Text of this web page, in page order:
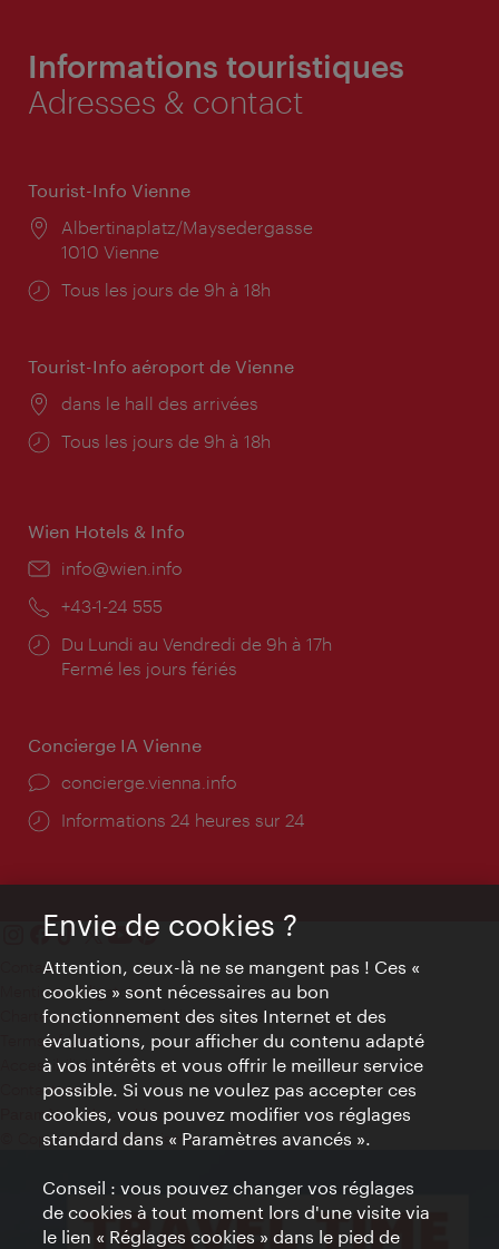
Informations touristiques
Adresses & contact
Tourist-Info Vienne
Lieu:
Albertinaplatz/Maysedergasse
1010 Vienne
Horaires
Tous les jours de 9h à 18h
Tourist-Info aéroport de Vienne
Lieu:
dans le hall des arrivées
Horaires
Tous les jours de 9h à 18h
Wien Hotels & Info
E-
info@wien.info
Téléphone:
+43-1-24 555
Horaires
d'ouverture:
Du Lundi au Vendredi de 9h à 17h
Fermé les jours fériés
Concierge IA Vienne
Ort:
concierge.vienna.info
Öffnungszeiten:
Informations 24 heures sur 24
Contact
Mentions obligatoires
Charte sur le respect de la vie privée
Terms of Use
Accessibilité
Contact presse
Paramètres de cookies
© Copyright WienTourismus
Envie de cookies ?
Attention, ceux-là ne se mangent pas ! Ces «
cookies » sont nécessaires au bon
fonctionnement des sites Internet et des
évaluations, pour afficher du contenu adapté
à vos intérêts et vous offrir le meilleur service
possible. Si vous ne voulez pas accepter ces
cookies, vous pouvez modifier vos réglages
standard dans « Paramètres avancés ».
Conseil : vous pouvez changer vos réglages
de cookies à tout moment lors d'une visite via
le lien « Réglages cookies » dans le pied de